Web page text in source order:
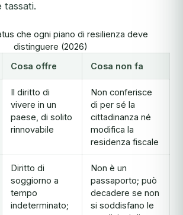
tassati.
che ogni piano di resilienza deve
distinguere (2026)
Cosa offre Cosa non fa
Il diritto di
vivere in un
paese, di solito
rinnovabile
Non conferisce
di per sé la
cittadinanza né
modifica la
residenza fiscale
Diritto di
soggiorno a
tempo
indeterminato;
Non è un
passaporto; può
decadere se non
si soddisfano le